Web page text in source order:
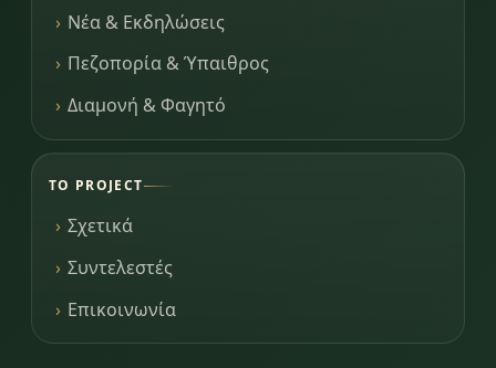
Νέα & Εκδηλώσεις
Πεζοπορία & Ύπαιθρος
Διαμονή & Φαγητό
ΤΟ PROJECT
Σχετικά
Συντελεστές
Επικοινωνία